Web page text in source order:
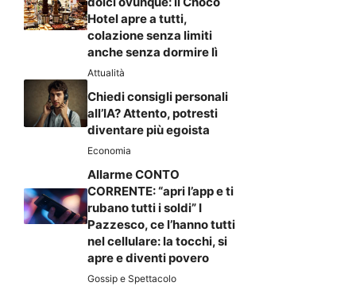
Hotel apre a tutti,
colazione senza limiti
anche senza dormire lì
Attualità
Chiedi consigli personali
all’IA? Attento, potresti
diventare più egoista
Economia
Allarme CONTO
CORRENTE: “apri l’app e ti
rubano tutti i soldi” I
Pazzesco, ce l’hanno tutti
nel cellulare: la tocchi, si
apre e diventi povero
Gossip e Spettacolo